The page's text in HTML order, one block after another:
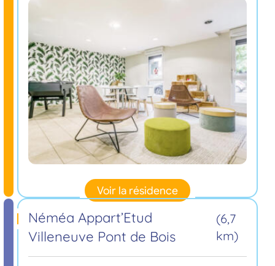
Voir la résidence
Néméa Appart’Etud
Villeneuve Pont de Bois
(6,7
km)